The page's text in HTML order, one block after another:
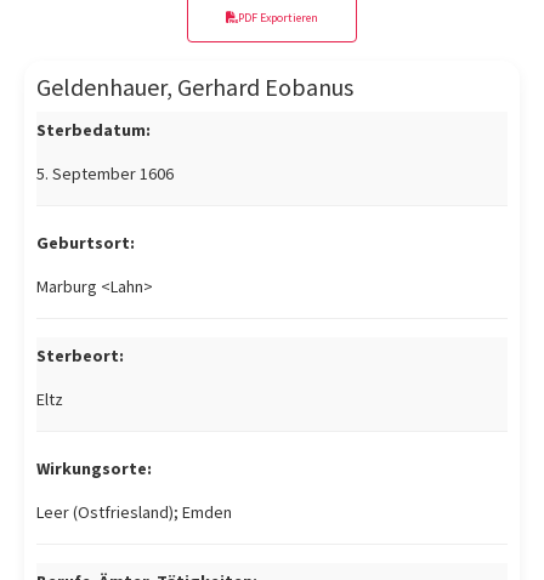
PDF Exportieren
Geldenhauer, Gerhard Eobanus
Sterbedatum:
5. September 1606
Geburtsort:
Marburg <Lahn>
Sterbeort:
Eltz
Wirkungsorte:
Leer (Ostfriesland); Emden